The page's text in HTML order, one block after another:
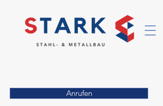
Anrufen